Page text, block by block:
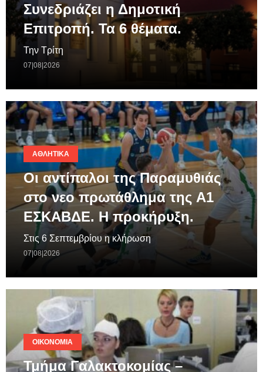
Συνεδριάζει η Δημοτική
Επιτροπή. Τα 6 θέματα.
Την Τρίτη
07|08|2026
ΑΘΛΗΤΙΚΆ
Οι αντίπαλοι της Παραμυθιάς
στο νεο πρωτάθλημα της A1
ΕΣΚΑΒΔΕ. Η προκήρυξη.
Στις 6 Σεπτεμβρίου η κλήρωση
07|08|2026
ΟΙΚΟΝΟΜΊΑ
Τμήμα Γαλακτοκομίας –